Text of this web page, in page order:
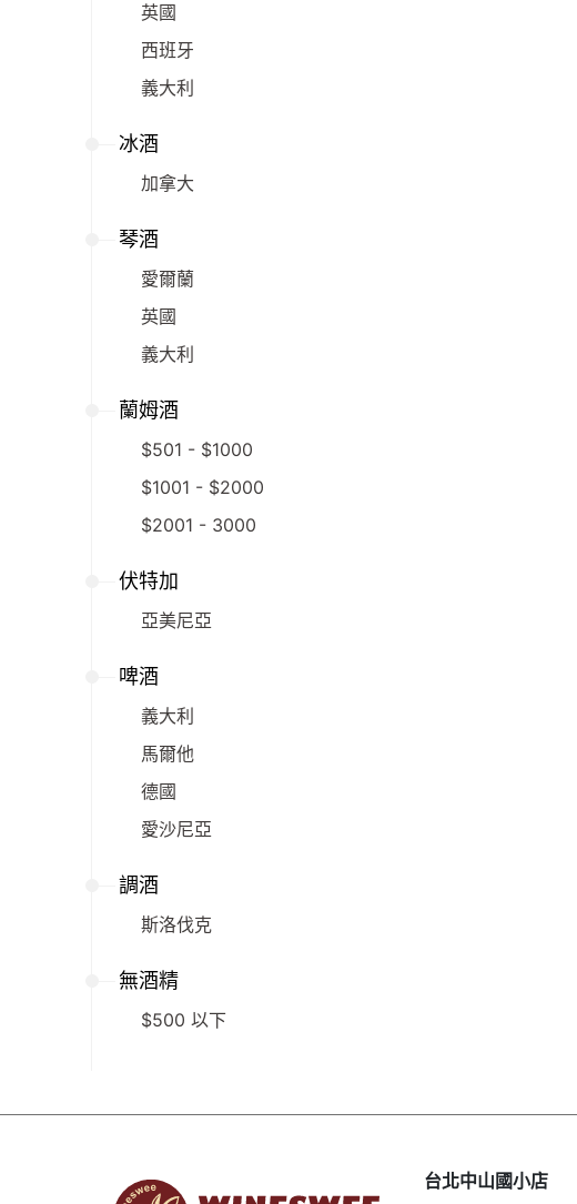
英國
西班牙
義大利
冰酒
加拿大
琴酒
愛爾蘭
英國
義大利
蘭姆酒
$501 - $1000
$1001 - $2000
$2001 - 3000
伏特加
亞美尼亞
啤酒
義大利
馬爾他
德國
愛沙尼亞
調酒
斯洛伐克
無酒精
$500 以下
台北中山國小店